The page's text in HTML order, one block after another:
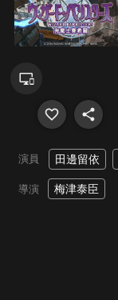
演員 田邊留依
導演 梅津泰臣